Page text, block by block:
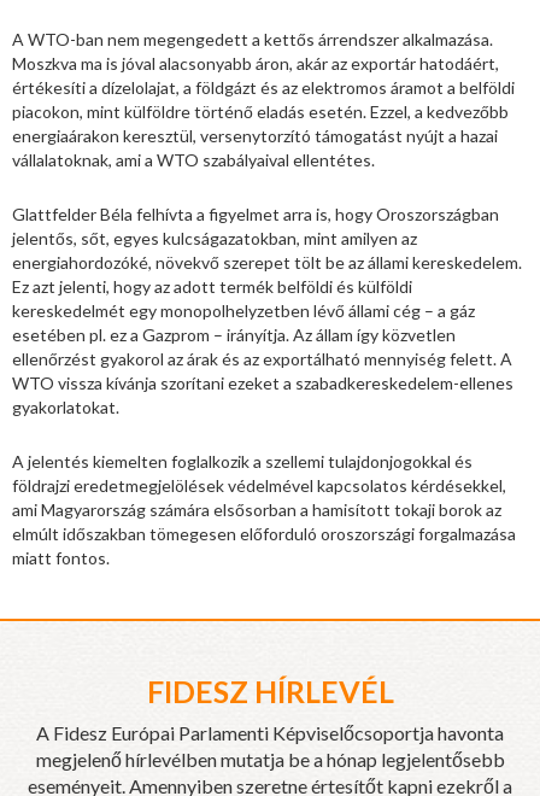
A WTO-ban nem megengedett a kettős árrendszer alkalmazása.
Moszkva ma is jóval alacsonyabb áron, akár az exportár hatodáért,
értékesíti a dízelolajat, a földgázt és az elektromos áramot a belföldi
piacokon, mint külföldre történő eladás esetén. Ezzel, a kedvezőbb
energiaárakon keresztül, versenytorzító támogatást nyújt a hazai
vállalatoknak, ami a WTO szabályaival ellentétes.
Glattfelder Béla felhívta a figyelmet arra is, hogy Oroszországban
jelentős, sőt, egyes kulcságazatokban, mint amilyen az
energiahordozóké, növekvő szerepet tölt be az állami kereskedelem.
Ez azt jelenti, hogy az adott termék belföldi és külföldi
kereskedelmét egy monopolhelyzetben lévő állami cég – a gáz
esetében pl. ez a Gazprom – irányítja. Az állam így közvetlen
ellenőrzést gyakorol az árak és az exportálható mennyiség felett. A
WTO vissza kívánja szorítani ezeket a szabadkereskedelem-ellenes
gyakorlatokat.
A jelentés kiemelten foglalkozik a szellemi tulajdonjogokkal és
földrajzi eredetmegjelölések védelmével kapcsolatos kérdésekkel,
ami Magyarország számára elsősorban a hamisított tokaji borok az
elmúlt időszakban tömegesen előforduló oroszországi forgalmazása
miatt fontos.
FIDESZ HÍRLEVÉL
A Fidesz Európai Parlamenti Képviselőcsoportja havonta
megjelenő hírlevélben mutatja be a hónap legjelentősebb
eseményeit. Amennyiben szeretne értesítőt kapni ezekről a